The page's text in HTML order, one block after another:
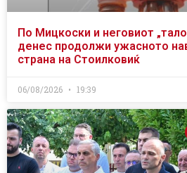
По Мицкоски и неговиот
денес продолжи ужасното
страна на Стоилковиќ
06/08/2026 19:39